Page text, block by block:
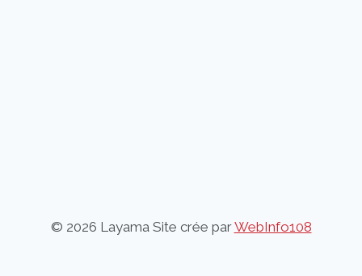
© 2026 Layama Site crée parWebInfo108